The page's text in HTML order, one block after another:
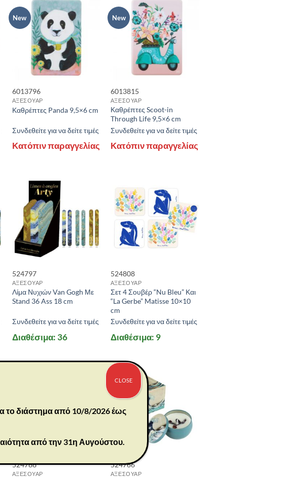
New
6013796
ΑΞΕΣΟΥΑΡ
Καθρέπτες Panda 9,5×6 cm
Συνδεθείτε για να δείτε τιμές
Κατόπιν παραγγελίας
New
6013815
ΑΞΕΣΟΥΑΡ
Καθρέπτες Scoot-in
Through Life 9,5×6 cm
Συνδεθείτε για να δείτε τιμές
Κατόπιν παραγγελίας
524797
ΑΞΕΣΟΥΑΡ
Λίμα Νυχιών Van Gogh Με
Stand 36 Ass 18 cm
Συνδεθείτε για να δείτε τιμές
Διαθέσιμα: 36
524808
ΑΞΕΣΟΥΑΡ
Σετ 4 Σουβέρ “Nu Bleu” Και
“La Gerbe” Matisse 10×10
cm
Συνδεθείτε για να δείτε τιμές
Διαθέσιμα: 9
524788
ΑΞΕΣΟΥΑΡ
524766
ΑΞΕΣΟΥΑΡ
το διάστημα από 10/8/2026 έως
από την 31η Αυγούστου.
CLOSE